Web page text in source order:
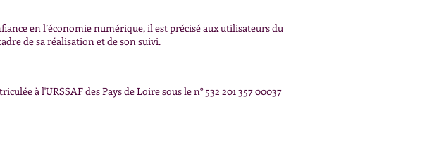
en l’économie numérique, il est précisé aux utilisateurs du
de sa réalisation et de son suivi.
à l'URSSAF des Pays de Loire sous le n° 532 201 357 00037